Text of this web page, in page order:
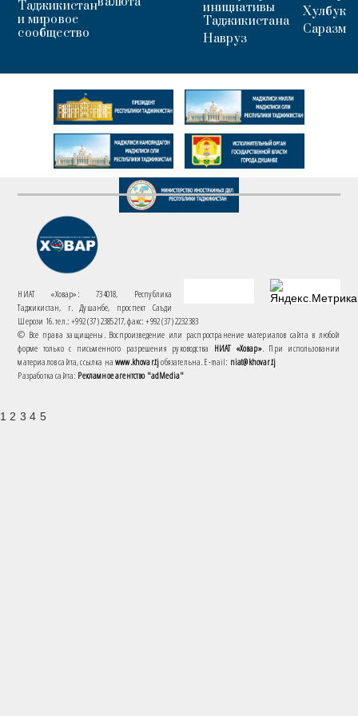
Таджикистан
и мировое
сообщество
инициативы
Таджикистана
Навруз
Хулбук
Саразм
НИАТ «Ховар»: 734018, Республика
Таджикистан, г. Душанбе, проспект Саъди
Шерози 16. тел.: +992 (37) 2385217, факс: +992 (37) 2232383
© Все права защищены. Воспроизведение или распространение материалов сайта в любой
форме только с письменного разрешения руководства НИАТ «Ховар». При использовании
материалов сайта, ссылка наwww.khovar.tjобязательна. E-mail: niat@khovar.tj
Разработка сайта: Рекламное агентство "adMedia"
1 2 3 4 5